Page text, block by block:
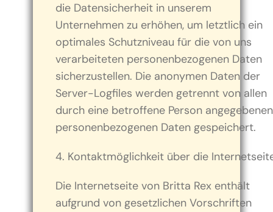
die Datensicherheit in unserem
Unternehmen zu erhöhen, um letztlich ein
optimales Schutzniveau für die von uns
verarbeiteten personenbezogenen Daten
sicherzustellen. Die anonymen Daten der
Server-Logfiles werden getrennt von allen
durch eine betroffene Person angegebenen
personenbezogenen Daten gespeichert.
4. Kontaktmöglichkeit über die
Die Internetseite von Britta Rex enthält
aufgrund von gesetzlichen Vorschriften